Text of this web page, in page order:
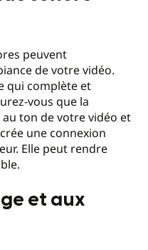
peuvent
de votre vidéo.
qui complète et
vous que la
ton de votre vidéo et
une connexion
Elle peut rendre
et aux